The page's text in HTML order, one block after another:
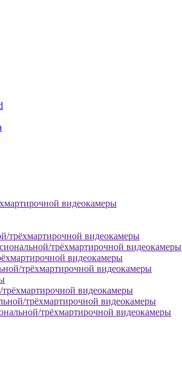
видеокамеры
трёхмартирочной видеокамеры
трёхмартирочной видеокамеры
видеокамеры
трёхмартирочной видеокамеры
видеокамеры
трёхмартирочной видеокамеры
трёхмартирочной видеокамеры